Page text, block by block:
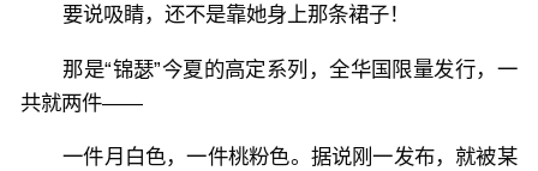
要说吸睛，还不是靠她身上那条裙子！
那是“锦瑟”今夏的高定系列，全华国限量发行，一
共就两件——
一件月白色，一件桃粉色。据说刚一发布，就被某